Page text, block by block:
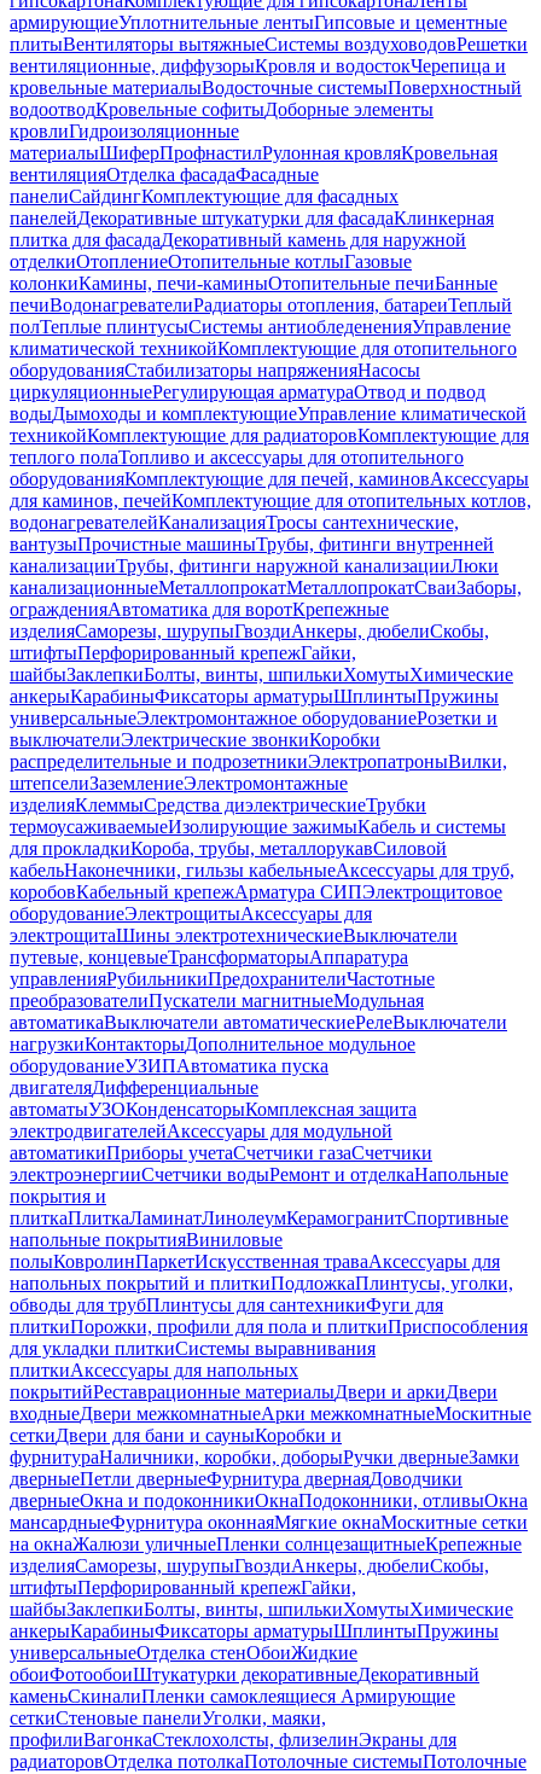
армирующиеУплотнительные лентыГипсовые и цементные
плитыВентиляторы вытяжныеСистемы воздуховодовРешетки
вентиляционные, диффузорыКровля и водостокЧерепица и
кровельные материалыВодосточные системыПоверхностный
водоотводКровельные софитыДоборные элементы
кровлиГидроизоляционные
материалыШиферПрофнастилРулонная кровляКровельная
вентиляцияОтделка фасадаФасадные
панелиСайдингКомплектующие для фасадных
панелейДекоративные штукатурки для фасадаКлинкерная
плитка для фасадаДекоративный камень для наружной
отделкиОтоплениеОтопительные котлыГазовые
колонкиКамины, печи-каминыОтопительные печиБанные
печиВодонагревателиРадиаторы отопления, батареиТеплый
полТеплые плинтусыСистемы антиобледененияУправление
климатической техникойКомплектующие для отопительного
оборудованияСтабилизаторы напряженияНасосы
циркуляционныеРегулирующая арматураОтвод и подвод
водыДымоходы и комплектующиеУправление климатической
техникойКомплектующие для радиаторовКомплектующие для
теплого полаТопливо и аксессуары для отопительного
оборудованияКомплектующие для печей, каминовАксессуары
для каминов, печейКомплектующие для отопительных котлов,
водонагревателейКанализацияТросы сантехнические,
вантузыПрочистные машиныТрубы, фитинги внутренней
канализацииТрубы, фитинги наружной канализацииЛюки
канализационныеМеталлопрокатМеталлопрокатСваиЗаборы,
огражденияАвтоматика для воротКрепежные
изделияСаморезы, шурупыГвоздиАнкеры, дюбелиСкобы,
штифтыПерфорированный крепежГайки,
шайбыЗаклепкиБолты, винты, шпилькиХомутыХимические
анкерыКарабиныФиксаторы арматурыШплинтыПружины
универсальныеЭлектромонтажное оборудованиеРозетки и
выключателиЭлектрические звонкиКоробки
распределительные и подрозетникиЭлектропатроныВилки,
штепселиЗаземлениеЭлектромонтажные
изделияКлеммыСредства диэлектрическиеТрубки
термоусаживаемыеИзолирующие зажимыКабель и системы
для прокладкиКороба, трубы, металлорукавСиловой
кабельНаконечники, гильзы кабельныеАксессуары для труб,
коробовКабельный крепежАрматура СИПЭлектрощитовое
оборудованиеЭлектрощитыАксессуары для
электрощитаШины электротехническиеВыключатели
путевые, концевыеТрансформаторыАппаратура
управленияРубильникиПредохранителиЧастотные
преобразователиПускатели магнитныеМодульная
автоматикаВыключатели автоматическиеРелеВыключатели
нагрузкиКонтакторыДополнительное модульное
оборудованиеУЗИПАвтоматика пуска
двигателяДифференциальные
автоматыУЗОКонденсаторыКомплексная защита
электродвигателейАксессуары для модульной
автоматикиПриборы учетаСчетчики газаСчетчики
электроэнергииСчетчики водыРемонт и отделкаНапольные
покрытия и
плиткаПлиткаЛаминатЛинолеумКерамогранитСпортивные
напольные покрытияВиниловые
полыКовролинПаркетИскусственная траваАксессуары для
напольных покрытий и плиткиПодложкаПлинтусы, уголки,
обводы для трубПлинтусы для сантехникиФуги для
плиткиПорожки, профили для пола и плиткиПриспособления
для укладки плиткиСистемы выравнивания
плиткиАксессуары для напольных
покрытийРеставрационные материалыДвери и аркиДвери
входныеДвери межкомнатныеАрки межкомнатныеМоскитные
сеткиДвери для бани и сауныКоробки и
фурнитураНаличники, коробки, доборыРучки дверныеЗамки
дверныеПетли дверныеФурнитура двернаяДоводчики
дверныеОкна и подоконникиОкнаПодоконники, отливыОкна
мансардныеФурнитура оконнаяМягкие окнаМоскитные сетки
на окнаЖалюзи уличныеПленки солнцезащитныеКрепежные
изделияСаморезы, шурупыГвоздиАнкеры, дюбелиСкобы,
штифтыПерфорированный крепежГайки,
шайбыЗаклепкиБолты, винты, шпилькиХомутыХимические
анкерыКарабиныФиксаторы арматурыШплинтыПружины
универсальныеОтделка стенОбоиЖидкие
обоиФотообоиШтукатурки декоративныеДекоративный
каменьСкиналиПленки самоклеящиеся Армирующие
сеткиСтеновые панелиУголки, маяки,
профилиВагонкаСтеклохолсты, флизелинЭкраны для
радиаторовОтделка потолкаПотолочные системыПотолочные